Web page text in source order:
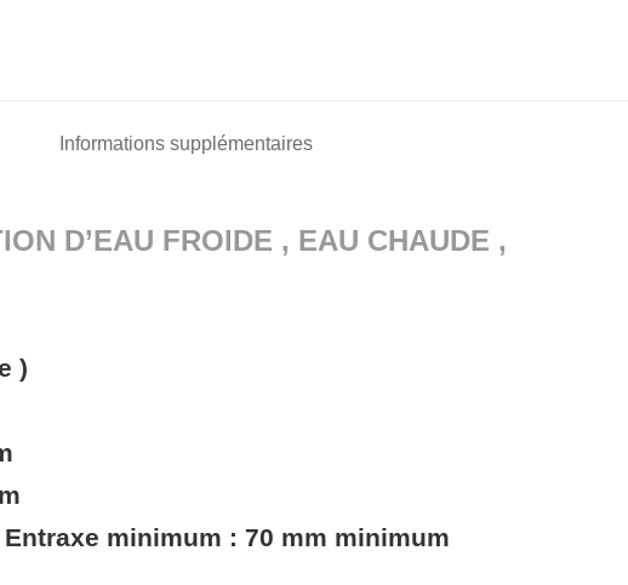
Informations supplémentaires
D’EAU FROIDE , EAU CHAUDE ,
)
minimum : 70 mm minimum